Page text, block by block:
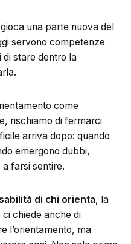
una parte nuova del
servono competenze
stare dentro la
come
rischiamo di fermarci
arriva dopo: quando
emergono dubbi,
farsi sentire.
di chi orienta, la
chiede anche di
l’orientamento, ma